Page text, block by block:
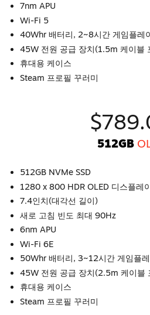
7nm APU
Wi-Fi 5
40Whr 배터리, 2~8시간 게임플레
45W 전원 공급 장치(1.5m 케이블
휴대용 케이스
Steam 프로필 꾸러미
512GB
512GB NVMe SSD
1280 x 800 HDR OLED 디스플레
7.4인치(대각선 길이)
새로 고침 빈도 최대 90Hz
6nm APU
Wi-Fi 6E
50Whr 배터리, 3~12시간 게임플
45W 전원 공급 장치(2.5m 케이블
휴대용 케이스
Steam 프로필 꾸러미